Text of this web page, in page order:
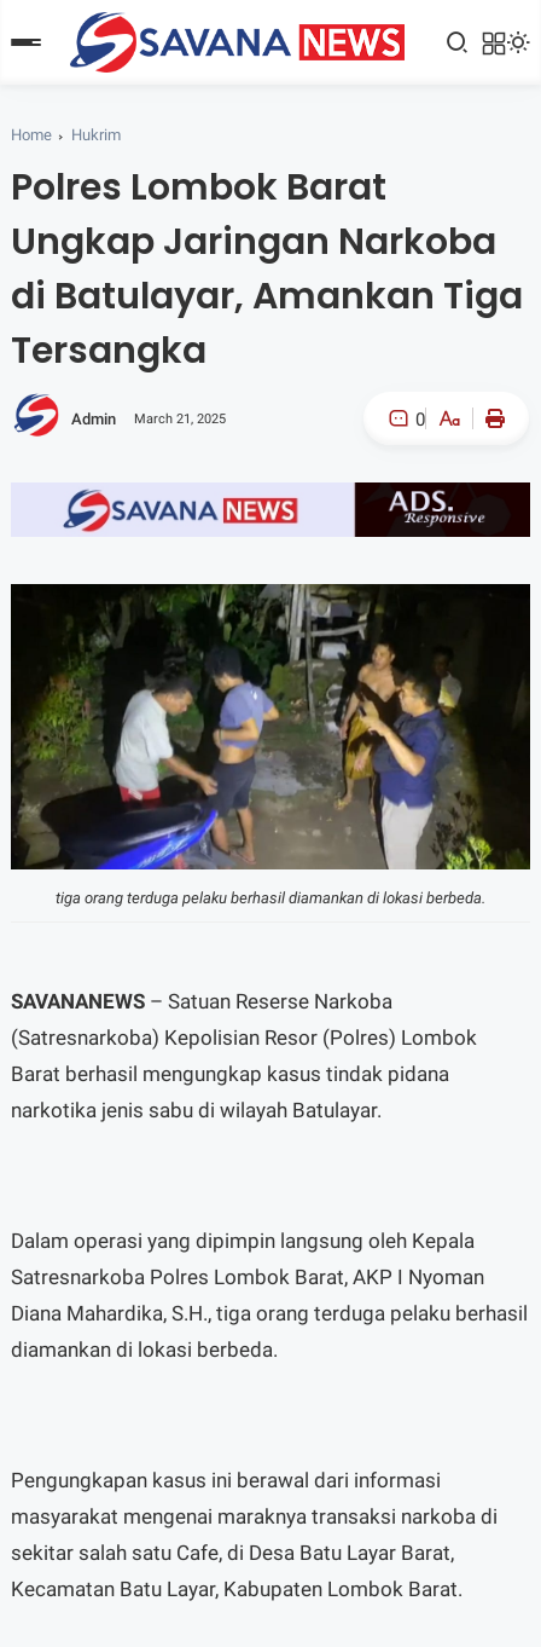
Home Hukrim
Polres Lombok Barat
Ungkap Jaringan Narkoba
di Batulayar, Amankan Tiga
Tersangka
Admin March 21, 2025 0
A- A+
tiga orang terduga pelaku berhasil diamankan di lokasi berbeda.
SAVANANEWS– Satuan Reserse Narkoba
(Satresnarkoba) Kepolisian Resor (Polres) Lombok
Barat berhasil mengungkap kasus tindak pidana
narkotika jenis sabu di wilayah Batulayar.
Dalam operasi yang dipimpin langsung oleh Kepala
Satresnarkoba Polres Lombok Barat, AKP I Nyoman
Diana Mahardika, S.H., tiga orang terduga pelaku berhasil
diamankan di lokasi berbeda.
Pengungkapan kasus ini berawal dari informasi
masyarakat mengenai maraknya transaksi narkoba di
sekitar salah satu Cafe, di Desa Batu Layar Barat,
Kecamatan Batu Layar, Kabupaten Lombok Barat.